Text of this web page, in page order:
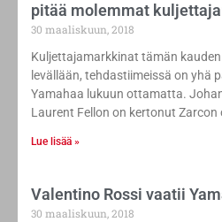
pitää molemmat
30 maaliskuun, 2018
Kuljettajamarkkinat tämän kauden
levällään, tehdastiimeissä on yhä
Yamahaa lukuun ottamatta.
Laurent Fellon on kertonut Zarcon
Lue lisää »
Valentino Rossi vaatii
30 maaliskuun, 2018